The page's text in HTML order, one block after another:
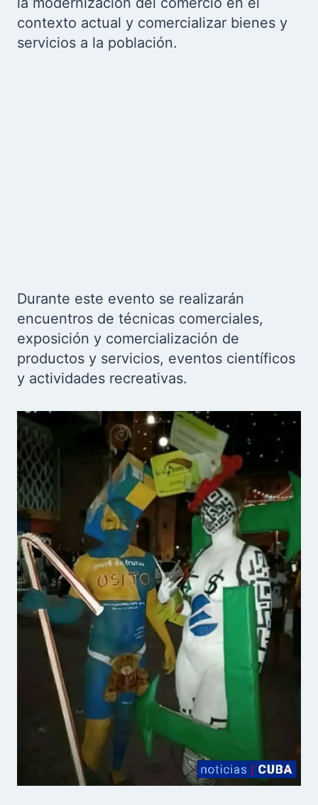
contexto actual y comercializar bienes y
servicios a la población.
Durante este evento se realizarán
encuentros de técnicas comerciales,
exposición y comercialización de
productos y servicios, eventos científicos
y actividades recreativas.